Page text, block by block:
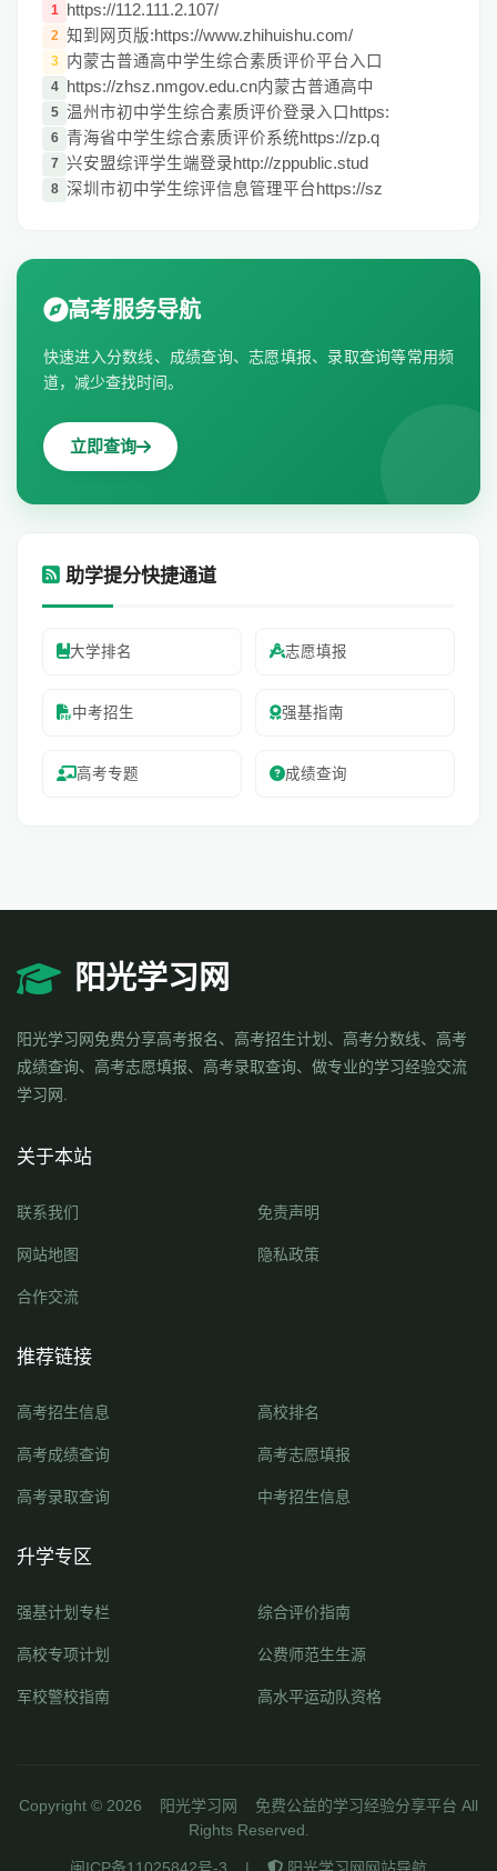
1 https://112.111.2.107/
2 知到网页版:https://www.zhihuishu.com/
3 内蒙古普通高中学生综合素质评价平台入口
4 https://zhsz.nmgov.edu.cn内蒙古普通高中
5 温州市初中学生综合素质评价登录入口https:
6 青海省中学生综合素质评价系统https://zp.q
7 兴安盟综评学生端登录http://zppublic.stud
8 深圳市初中学生综评信息管理平台https://sz
高考服务导航
快速进入分数线、成绩查询、志愿填报、录取查询等常用频
道，减少查找时间。
立即查询
助学提分快捷通道
大学排名 志愿填报
中考招生 强基指南
高考专题 成绩查询
阳光学习网
阳光学习网免费分享高考报名、高考招生计划、高考分数线、高考
成绩查询、高考志愿填报、高考录取查询、做专业的学习经验交流
学习网.
关于本站
联系我们 免责声明
网站地图 隐私政策
合作交流
推荐链接
高考招生信息 高校排名
高考成绩查询 高考志愿填报
高考录取查询 中考招生信息
升学专区
强基计划专栏 综合评价指南
高校专项计划 公费师范生生源
军校警校指南 高水平运动队资格
Copyright © 2026 阳光学习网
免费公益的学习经验分享平台 All
Rights Reserved.
闽ICP备11025842号-3 | 阳光学习网网站导航